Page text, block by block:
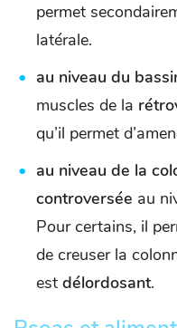
permet
latérale.
au niveau du
muscles de la
qu’il permet
au niveau de la
controversée au
Pour certains, il
de creuser la
est délordosant.